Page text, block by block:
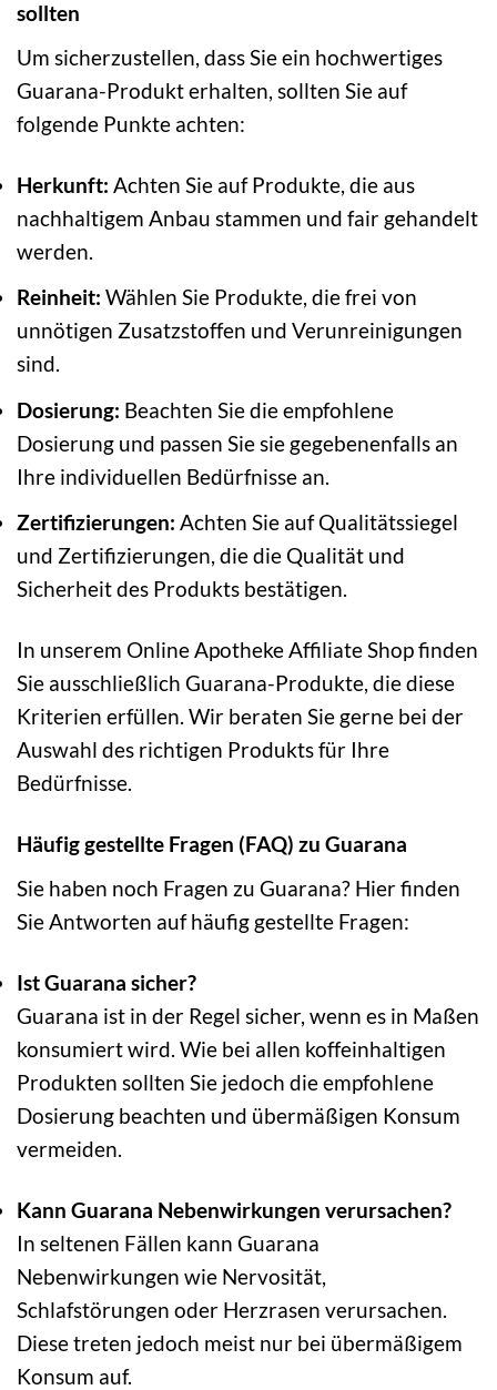
sollten
Um sicherzustellen, dass Sie ein hochwertiges
Guarana-Produkt erhalten, sollten Sie auf
folgende Punkte achten:
Herkunft: Achten Sie auf Produkte, die aus
nachhaltigem Anbau stammen und fair gehandelt
werden.
Reinheit: Wählen Sie Produkte, die frei von
unnötigen Zusatzstoffen und Verunreinigungen
sind.
Dosierung: Beachten Sie die empfohlene
Dosierung und passen Sie sie gegebenenfalls an
Ihre individuellen Bedürfnisse an.
Zertifizierungen: Achten Sie auf Qualitätssiegel
und Zertifizierungen, die die Qualität und
Sicherheit des Produkts bestätigen.
In unserem Online Apotheke Affiliate Shop finden
Sie ausschließlich Guarana-Produkte, die diese
Kriterien erfüllen. Wir beraten Sie gerne bei der
Auswahl des richtigen Produkts für Ihre
Bedürfnisse.
Häufig gestellte Fragen (FAQ) zu Guarana
Sie haben noch Fragen zu Guarana? Hier finden
Sie Antworten auf häufig gestellte Fragen:
Ist Guarana sicher?
Guarana ist in der Regel sicher, wenn es in Maßen
konsumiert wird. Wie bei allen koffeinhaltigen
Produkten sollten Sie jedoch die empfohlene
Dosierung beachten und übermäßigen Konsum
vermeiden.
Kann Guarana Nebenwirkungen verursachen?
In seltenen Fällen kann Guarana
Nebenwirkungen wie Nervosität,
Schlafstörungen oder Herzrasen verursachen.
Diese treten jedoch meist nur bei übermäßigem
Konsum auf.